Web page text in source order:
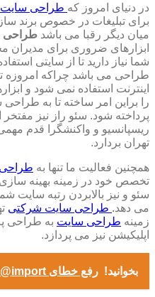
در دنیای امروز که طراحی سایت
برای تبلیغات در خصوص برند
میان دیگر رقبا می باشد طراحی
ابزارهای ضروری برای
شما نیاز دارید تا از سایتی
طراحی می باشد چراکه امروزه
اینترنت استفاده نمی شود و
را براین امر ساخته تا به
پرداخته شود. سئو راز نیز
ریسپانسیو و واکنشگرا قدم
تهران بردارد.
همچنین فعالیت ما تنها به
تخصص خود در زمینه بهینه
سئو و نیز بالابردن رتبه سایت
می دهد. طراحی سایت شرکتی
زمینه طراحی سایت به طراحی
اپلیکیشن نیز می پردازد.
بخوانید! رفع خطای Avoid CSS @import